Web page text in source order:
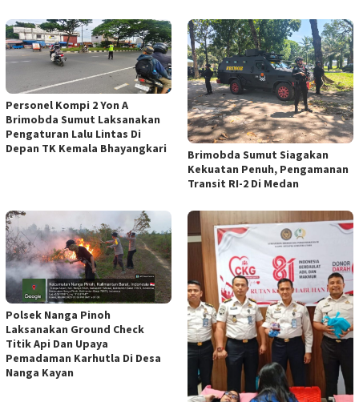
Personel Kompi 2 Yon A
Brimobda Sumut Laksanakan
Pengaturan Lalu Lintas Di
Depan TK Kemala Bhayangkari
Brimobda Sumut Siagakan
Kekuatan Penuh, Pengamanan
Transit RI-2 Di Medan
Polsek Nanga Pinoh
Laksanakan Ground Check
Titik Api Dan Upaya
Pemadaman Karhutla Di Desa
Nanga Kayan